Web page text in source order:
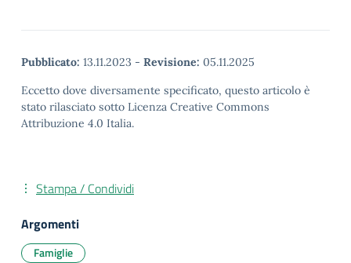
Pubblicato: 13.11.2023 - Revisione: 05.11.2025
Eccetto dove diversamente specificato, questo articolo è
stato rilasciato sotto Licenza Creative Commons
Attribuzione 4.0 Italia.
Stampa / Condividi
Argomenti
Famiglie